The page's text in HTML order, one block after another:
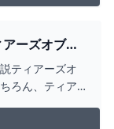
ーズオブザ
ティアーズオ
ろん、ティア
情報を網羅し